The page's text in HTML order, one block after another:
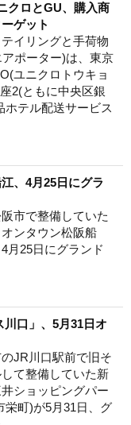
クロとGU、購入商
ゲット
イリングと手荷物
ポーター)は、東京
ユニクロトウキョ
2(ともに中央区銀
ホテル配送サービス
、4月25日にグラ
市で整備していた
ンタウン松阪船
月25日にグランド
口」、5月31日オ
JR川口駅前で旧そ
て整備していた新
ショッピングパー
栄町)が5月31日、グ